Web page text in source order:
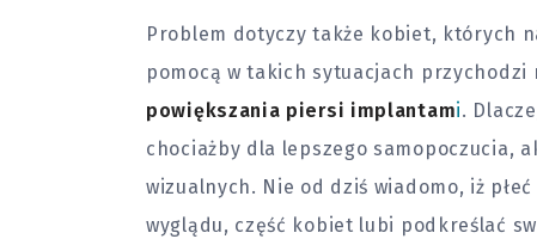
Problem dotyczy także kobiet, których
pomocą w takich sytuacjach
powiększania piersi implantami.
chociażby dla lepszego samopoczucia,
wizualnych. Nie od dziś wiadomo, iż
wyglądu, część kobiet lubi podkreślać